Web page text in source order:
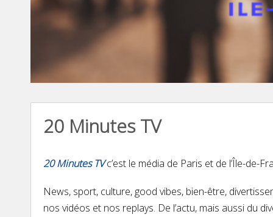
20 Minutes TV
20 Minutes TVc’est le média de Paris et de l’Île-de-
News, sport, culture, good vibes, bien-être,
nos vidéos et nos replays. De l’actu, mais aussi du